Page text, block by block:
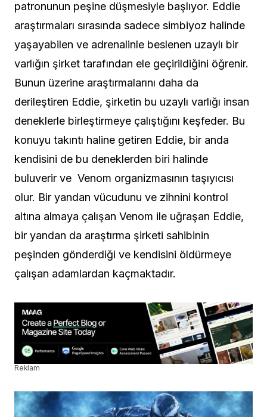
patronunun peşine düşmesiyle başlıyor. Eddie
araştırmaları sırasında sadece simbiyoz halinde
yaşayabilen ve adrenalinle beslenen uzaylı bir
varlığın şirket tarafından ele geçirildiğini öğrenir.
Bunun üzerine araştırmalarını daha da
derileştiren Eddie, şirketin bu uzaylı varlığı insan
deneklerle birleştirmeye çalıştığını keşfeder. Bu
konuyu takıntı haline getiren Eddie, bir anda
kendisini de bu deneklerden biri halinde
buluverir ve Venom organizmasının taşıyıcısı
olur. Bir yandan vücudunu ve zihnini kontrol
altına almaya çalışan Venom ile uğraşan Eddie,
bir yandan da araştırma şirketi sahibinin
peşinden gönderdiği ve kendisini öldürmeye
çalışan adamlardan kaçmaktadır.
Reklam